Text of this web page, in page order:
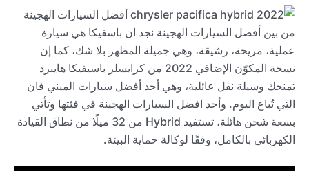
من بين أفضل السيارات الهجينة نجد ان باسفيكا هي سيارة
عملية، مريحة، رشيقة، وهي جميلة المظهر بلا شك، كما إن
نسخة المكوّن الإضافي 2022 من كرايسلر باسيفيكا هايبرد
تمنحك وسيلة نقل عائلية، وهي أحد أفضل سيارات الميني فان
التي تُباع اليوم. وأحد افضل السيارات الهجينة في فئتها وتأتي
بسعة شحن هائلة، تستفيد Hybrid من 32 ميلًا من نطاق القيادة
الكهربائي بالكامل، وفقًا لوكالة حماية البيئة.